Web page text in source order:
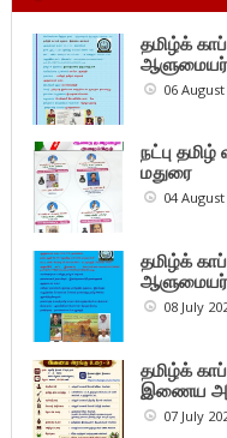
தமிழ்க்
ஆளுமையர்
06
நட்பு
மதுரை
04
தமிழ்க்
ஆளுமையர்
08 July
தமிழ்க்
இணைய
07 July